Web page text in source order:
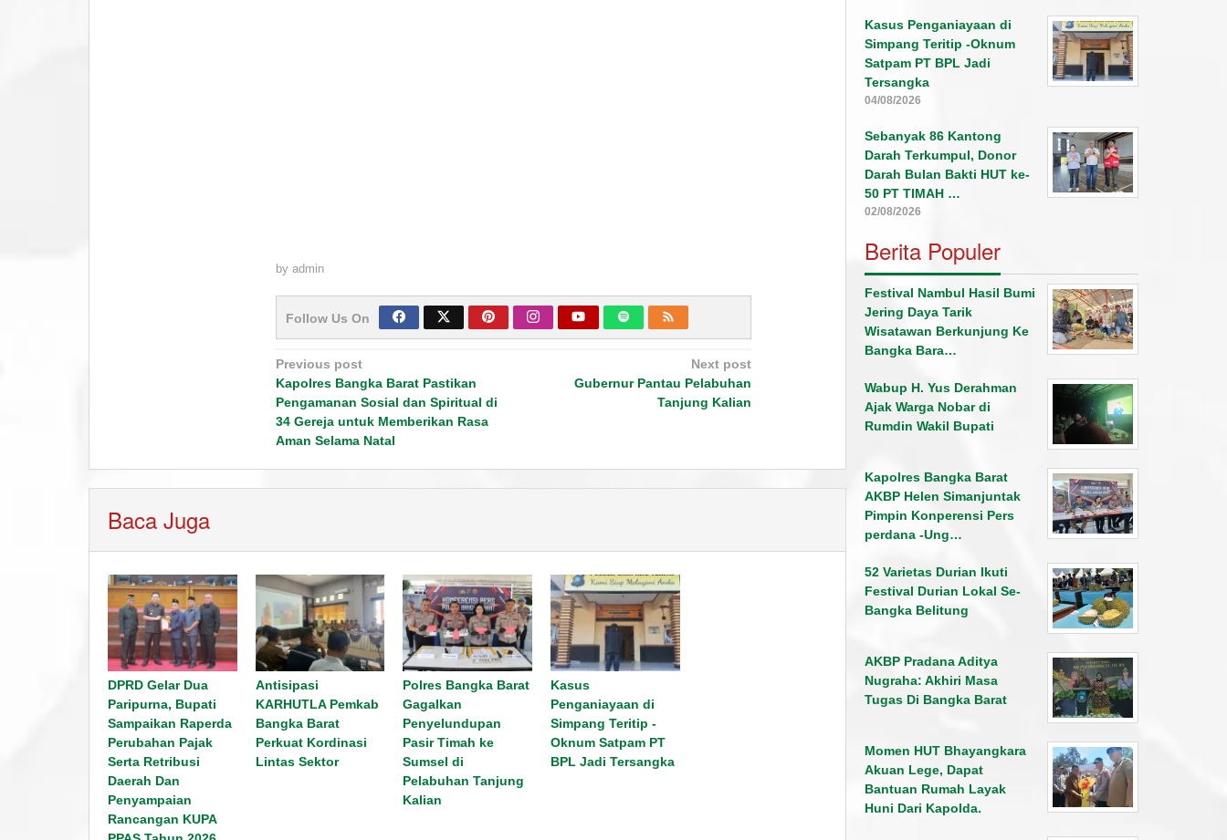
by admin
Follow Us On
Post
navigation
Previous post
Kapolres Bangka Barat Pastikan
Pengamanan Sosial dan Spiritual di
34 Gereja untuk Memberikan Rasa
Aman Selama Natal
Next post
Gubernur Pantau Pelabuhan
Tanjung Kalian
Baca Juga
DPRD Gelar Dua
Paripurna, Bupati
Sampaikan Raperda
Perubahan Pajak
Serta Retribusi
Daerah Dan
Penyampaian
Rancangan KUPA
Antisipasi
KARHUTLA Pemkab
Bangka Barat
Perkuat Kordinasi
Lintas Sektor
Polres Bangka Barat
Gagalkan
Penyelundupan
Pasir Timah ke
Sumsel di
Pelabuhan Tanjung
Kalian
Kasus
Penganiayaan di
Simpang Teritip -
Oknum Satpam PT
BPL Jadi Tersangka
Kasus Penganiayaan di
Simpang Teritip -Oknum
Satpam PT BPL Jadi
Tersangka
04/08/2026
Sebanyak 86 Kantong
Darah Terkumpul, Donor
Darah Bulan Bakti HUT ke-
50 PT TIMAH …
02/08/2026
Berita Populer
Festival Nambul Hasil Bumi
Jering Daya Tarik
Wisatawan Berkunjung Ke
Bangka Bara…
Wabup H. Yus Derahman
Ajak Warga Nobar di
Rumdin Wakil Bupati
Kapolres Bangka Barat
AKBP Helen Simanjuntak
Pimpin Konperensi Pers
perdana -Ung…
52 Varietas Durian Ikuti
Festival Durian Lokal Se-
Bangka Belitung
AKBP Pradana Aditya
Nugraha: Akhiri Masa
Tugas Di Bangka Barat
Momen HUT Bhayangkara
Akuan Lege, Dapat
Bantuan Rumah Layak
Huni Dari Kapolda.